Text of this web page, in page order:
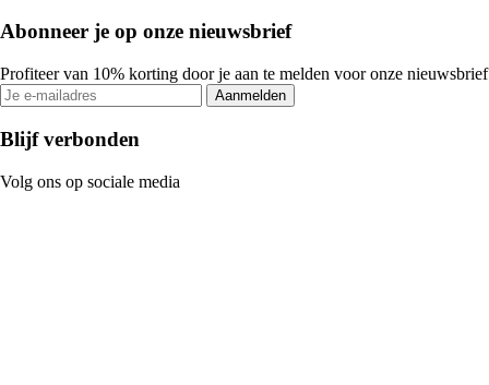
Abonneer je op onze nieuwsbrief
Profiteer van 10% korting door je aan te melden voor onze nieuwsbrief
Aanmelden
Blijf verbonden
Volg ons op sociale media